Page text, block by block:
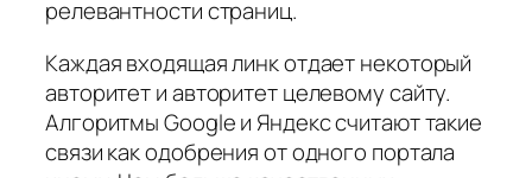
релевантности страниц.
Каждая входящая линк отдает некоторый
авторитет и авторитет целевому сайту.
Алгоритмы Google и Яндекс считают такие
связи как одобрения от одного портала